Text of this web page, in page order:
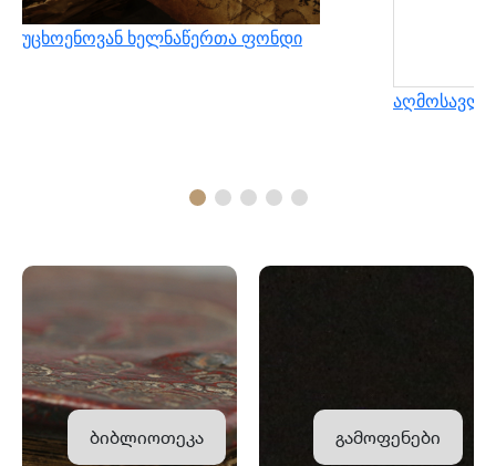
უცხოენოვან ხელნაწერთა ფონდი
ბიბლიოთეკა გამოფენები